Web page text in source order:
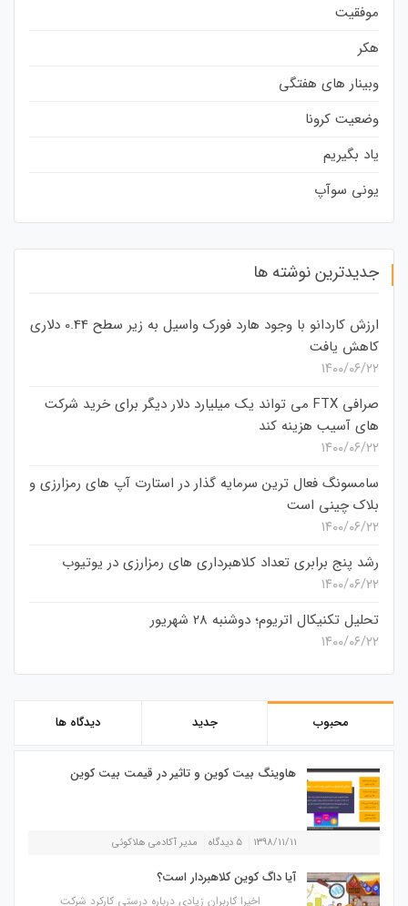
موفقیت
هکر
وبینار های هفتگی
وضعیت کرونا
یاد بگیریم
یونی سوآپ
جدیدترین نوشته ها
ارزش کاردانو با وجود هارد فورک واسیل به زیر سطح 0.44 دلاری
کاهش یافت
۱۴۰۰/۰۶/۲۲
صرافی FTX می تواند یک میلیارد دلار دیگر برای خرید شرکت
های آسیب هزینه کند
۱۴۰۰/۰۶/۲۲
سامسونگ فعال‌ ترین سرمایه‌ گذار در استارت‌ آپ‌ های رمزارزی و
بلاک چینی است
۱۴۰۰/۰۶/۲۲
رشد پنج برابری تعداد کلاهبرداری های رمزارزی در یوتیوب
۱۴۰۰/۰۶/۲۲
تحلیل تکنیکال اتریوم؛ دوشنبه 28 شهریور
۱۴۰۰/۰۶/۲۲
محبوب جدید دیدگاه ها
هاوینگ بیت کوین و تاثیر در قیمت بیت کوین
۱۳۹۸/۱۱/۱۱ ۵ دیدگاه مدیر آکادمی هلاکوئی
آیا داگ کوین کلاهبردار است؟
اخیرا کاربران زیادی درباره درستی کارکرد شرکت